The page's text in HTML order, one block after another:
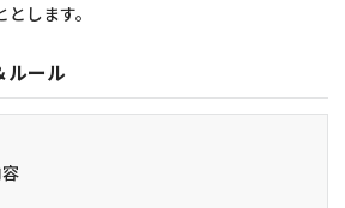
します。
ルール